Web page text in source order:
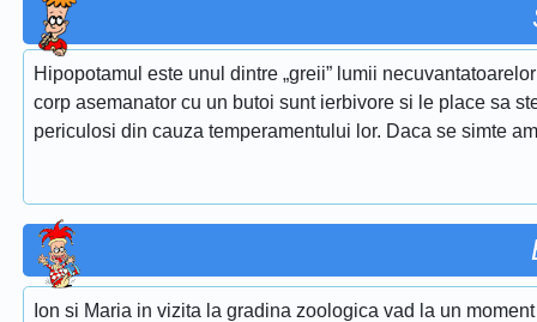
Hipopotamul este unul dintre „greii” lumii
corp asemanator cu un butoi sunt ierbivore si le place sa
periculosi din cauza temperamentului lor. Daca se simte
Ion si Maria in vizita la gradina zoologica vad la un